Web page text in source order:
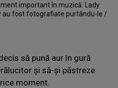
important în muzică. Lady
au fost fotografiate purtându-le /
să pună aur în gură
și să-și păstreze
moment.